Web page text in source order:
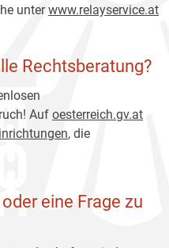
unterwww.relayservice.at
Rechtsberatung?
Auf oesterreich.gv.at
, die
eine Frage zu